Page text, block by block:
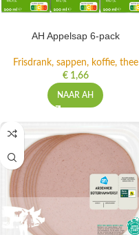
AH Appelsap 6-pack
Frisdrank, sappen, koffie, thee
€1,66
NAAR AH